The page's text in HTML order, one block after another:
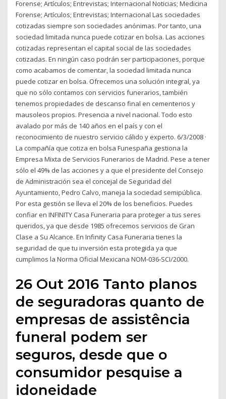
Forense; Artículos; Entrevistas; Internacional Noticias; Medicina
Forense; Artículos; Entrevistas; Internacional Las sociedades
cotizadas siempre son sociedades anónimas. Por tanto, una
sociedad limitada nunca puede cotizar en bolsa. Las acciones
cotizadas representan el capital social de las sociedades
cotizadas. En ningún caso podrán ser participaciones, porque
como acabamos de comentar, la sociedad limitada nunca
puede cotizar en bolsa. Ofrecemos una solución integral, ya
que no sólo contamos con servicios funerarios, también
tenemos propiedades de descanso final en cementerios y
mausoleos propios. Presencia a nivel nacional. Todo esto
avalado por más de 140 años en el país y con el
reconocimiento de nuestro servicio cálido y experto. 6/3/2008 ·
La compañía que cotiza en bolsa Funespaña gestiona la
Empresa Mixta de Servicios Funerarios de Madrid. Pese a tener
sólo el 49% de las acciones y a que el presidente del Consejo
de Administración sea el concejal de Seguridad del
Ayuntamiento, Pedro Calvo, maneja la sociedad semipública.
Por esta gestión se lleva el 20% de los beneficios. Puedes
confiar en INFINITY Casa Funeraria para proteger a tus seres
queridos, ya que desde 1985 ofrecemos servicios de Gran
Clase a Su Alcance. En Infinity Casa Funeraria tienes la
seguridad de que tu inversión esta protegida ya que
cumplimos la Norma Oficial Mexicana NOM-036-SCI/2000.
26 Out 2016 Tanto planos
de seguradoras quanto de
empresas de assistência
funeral podem ser
seguros, desde que o
consumidor pesquise a
idoneidade